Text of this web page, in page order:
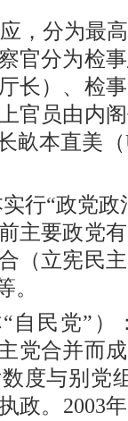
，分为最
官分为检
长）、检
官员由内
畝本直美
行“政党
主要政党
（立宪民
。
自民党”
党合并而
度与别党
政。2003